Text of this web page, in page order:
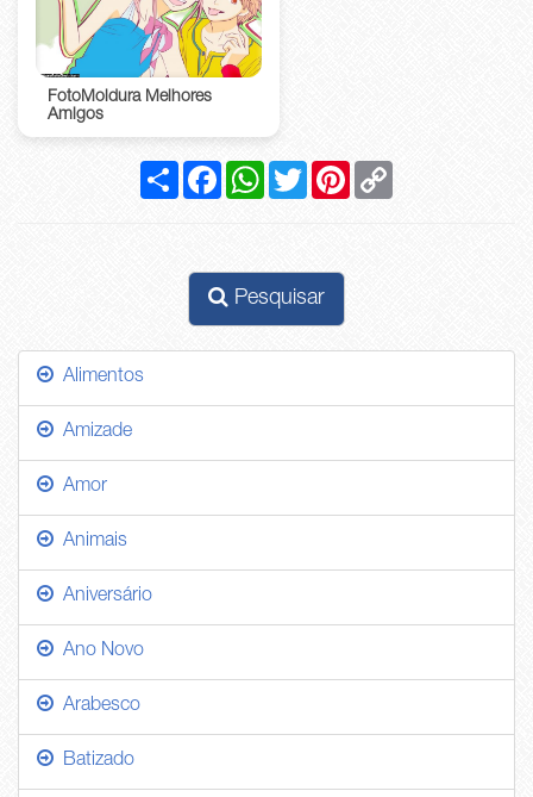
FotoMoldura Melhores
Amigos
Compartilhar
FacebookWhatsApp
Twitter Pinterest
Pesquisar
Alimentos
Amizade
Amor
Animais
Aniversário
Ano Novo
Arabesco
Batizado